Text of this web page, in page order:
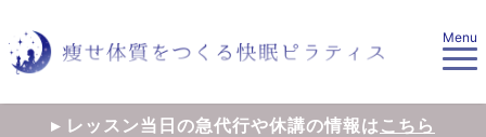
Menu
▸ レッスン当日の急代行や休講の情報はこちら